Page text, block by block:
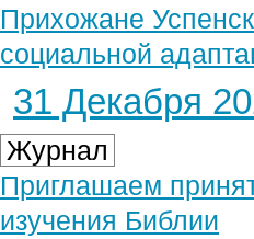
Прихожане
социальной
31 Декабря
Журнал
Приглашаем
изучения Библии